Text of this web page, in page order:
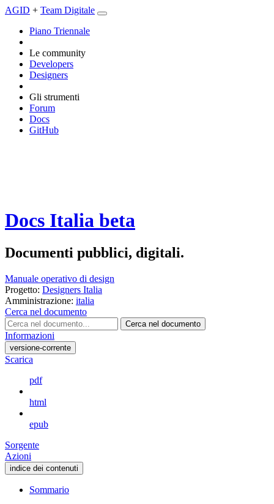
AGID + Team Digitale
Piano Triennale
Le community
Developers
Designers
Gli strumenti
Forum
Docs
GitHub
Docs Italia beta
Documenti pubblici, digitali.
Manuale operativo di design
Progetto: Designers Italia
Amministrazione: italia
Cerca nel documento
Cerca nel documento
Informazioni
versione-corrente
Scarica
pdf
html
epub
Sorgente
Azioni
indice dei contenuti
Sommario